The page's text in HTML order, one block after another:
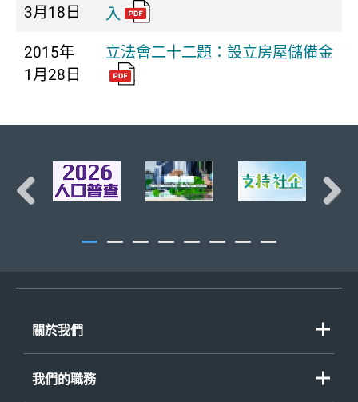
3月18日
入
2015年
1月28日
立法會二十二題：設立房屋儲備金
頁首
關於我們
我們的職務